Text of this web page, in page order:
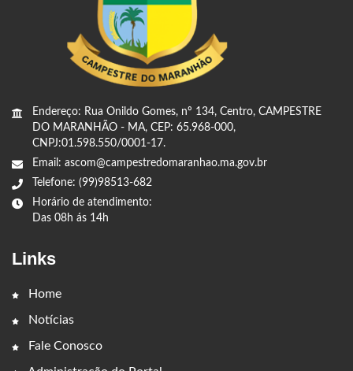
Endereço: Rua Onildo Gomes, nº 134, Centro, CAMPESTRE
DO MARANHÃO - MA, CEP: 65.968-000,
CNPJ:01.598.550/0001-17.
Email: ascom@campestredomaranhao.ma.gov.br
Telefone: (99)98513-682
Horário de atendimento:
Das 08h ás 14h
Links
Home
Notícias
Fale Conosco